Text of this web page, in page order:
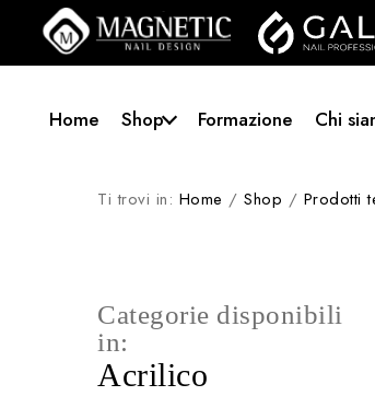
Home Shop Formazione Chi
Ti trovi in: Home /Shop / Prodotti
Categorie disponibili
in:
Acrilico